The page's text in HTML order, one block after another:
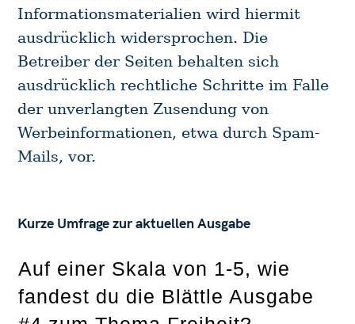
Informationsmaterialien wird hiermit
ausdrücklich widersprochen. Die
Betreiber der Seiten behalten sich
ausdrücklich rechtliche Schritte im Falle
der unverlangten Zusendung von
Werbeinformationen, etwa durch Spam-
Mails, vor.
Kurze Umfrage zur aktuellen Ausgabe
Auf einer Skala von 1-5, wie
fandest du die Blättle Ausgabe
e